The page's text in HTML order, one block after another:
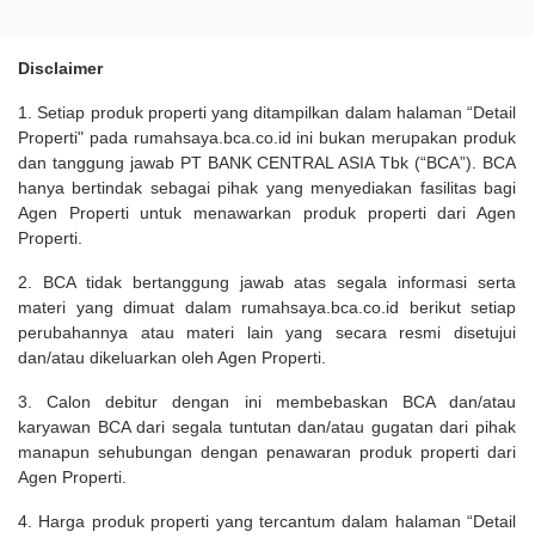
Disclaimer
1. Setiap produk properti yang ditampilkan dalam halaman “Detail
Properti" pada rumahsaya.bca.co.id ini bukan merupakan produk
dan tanggung jawab PT BANK CENTRAL ASIA Tbk (“BCA”). BCA
hanya bertindak sebagai pihak yang menyediakan fasilitas bagi
Agen Properti untuk menawarkan produk properti dari Agen
Properti.
2. BCA tidak bertanggung jawab atas segala informasi serta
materi yang dimuat dalam rumahsaya.bca.co.id berikut setiap
perubahannya atau materi lain yang secara resmi disetujui
dan/atau dikeluarkan oleh Agen Properti.
3. Calon debitur dengan ini membebaskan BCA dan/atau
karyawan BCA dari segala tuntutan dan/atau gugatan dari pihak
manapun sehubungan dengan penawaran produk properti dari
Agen Properti.
4. Harga produk properti yang tercantum dalam halaman “Detail